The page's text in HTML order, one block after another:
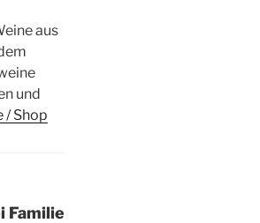
aus
und
/ Shop
Familie